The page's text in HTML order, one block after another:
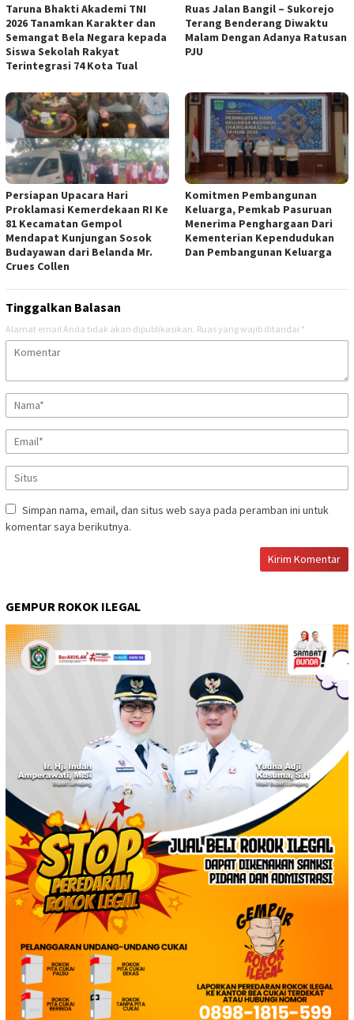
Taruna Bhakti Akademi TNI
2026 Tanamkan Karakter dan
Semangat Bela Negara kepada
Siswa Sekolah Rakyat
Terintegrasi 74 Kota Tual
Ruas Jalan Bangil – Sukorejo
Terang Benderang Diwaktu
Malam Dengan Adanya Ratusan
PJU
Persiapan Upacara Hari
Proklamasi Kemerdekaan RI Ke
81 Kecamatan Gempol
Mendapat Kunjungan Sosok
Budayawan dari Belanda Mr.
Crues Collen
Komitmen Pembangunan
Keluarga, Pemkab Pasuruan
Menerima Penghargaan Dari
Kementerian Kependudukan
Dan Pembangunan Keluarga
Tinggalkan Balasan
Alamat email Anda tidak akan dipublikasikan. Ruas yang wajib ditandai *
Simpan nama, email, dan situs web saya pada peramban ini untuk
komentar saya berikutnya.
GEMPUR ROKOK ILEGAL